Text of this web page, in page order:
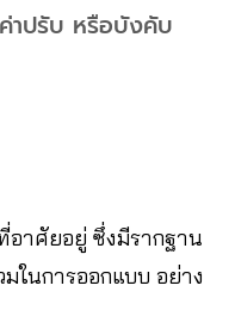
าปรับ หรือบังคับ
อาศัยอยู่ ซึ่งมีรากฐาน
ในการออกแบบ อย่าง